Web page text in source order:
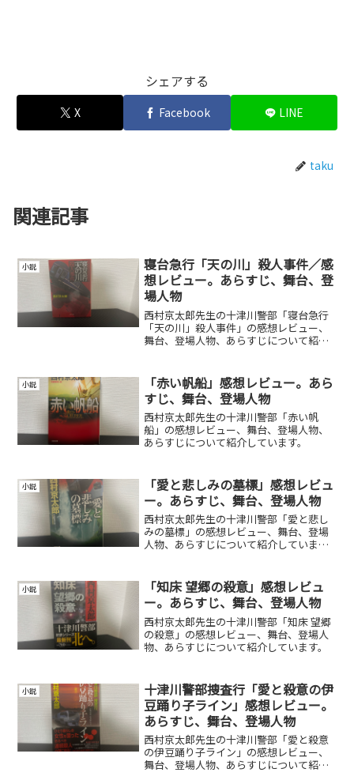
シェアする
X Facebook LINE
taku
関連記事
小説
寝台急行「天の川」殺人事件／感
想レビュー。あらすじ、舞台、登
場人物
西村京太郎先生の十津川警部「寝台急行
「天の川」殺人事件」の感想レビュー、
舞台、登場人物、あらすじについて紹介
小説
「赤い帆船」感想レビュー。あら
すじ、舞台、登場人物
西村京太郎先生の十津川警部「赤い帆
船」の感想レビュー、舞台、登場人物、
あらすじについて紹介しています。
小説
「愛と悲しみの墓標」感想レビュ
ー。あらすじ、舞台、登場人物
西村京太郎先生の十津川警部「愛と悲し
みの墓標」の感想レビュー、舞台、登場
人物、あらすじについて紹介していま
小説
「知床 望郷の殺意」感想レビュ
ー。あらすじ、舞台、登場人物
西村京太郎先生の十津川警部「知床 望郷
の殺意」の感想レビュー、舞台、登場人
物、あらすじについて紹介しています。
小説
十津川警部捜査行「愛と殺意の伊
豆踊り子ライン」感想レビュー。
あらすじ、舞台、登場人物
西村京太郎先生の十津川警部「愛と殺意
の伊豆踊り子ライン」の感想レビュー、
舞台、登場人物、あらすじについて紹介